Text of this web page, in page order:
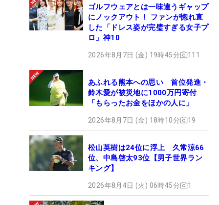
ゴルフウェアとは一味違うギャップ
にノックアウト！ ファンが惚れ直
した「ドレス姿が完璧すぎる女子プ
ロ」神10
2026年8月7日 (金) 19時45分 111
あふれる熊本への思い 首位発進・
鈴木愛が被災地に1000万円寄付
「もらったお金をほかの人に」
2026年8月7日 (金) 18時10分 19
松山英樹は24位に浮上 久常涼66
位、中島啓太93位【男子世界ラン
キング】
2026年8月4日 (火) 06時45分 1